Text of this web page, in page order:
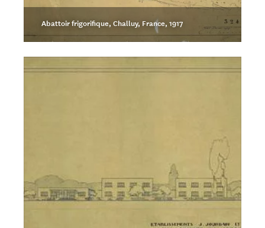
Abattoir frigorifique, Challuy, France, 1917